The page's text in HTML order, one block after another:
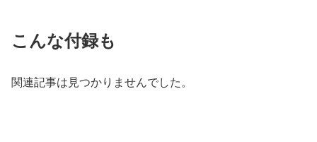
こんな付録も
関連記事は見つかりませんでした。